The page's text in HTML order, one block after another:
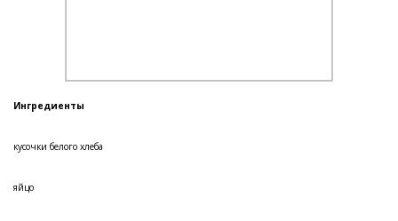
Ингредиенты
кусочки белого хлеба
яйцо